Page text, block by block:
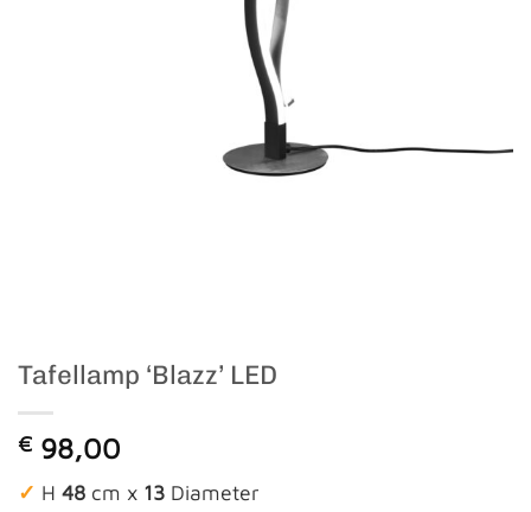
Tafellamp ‘Blazz’ LED
€ 98,00
✓ H 48 cm x 13 Diameter